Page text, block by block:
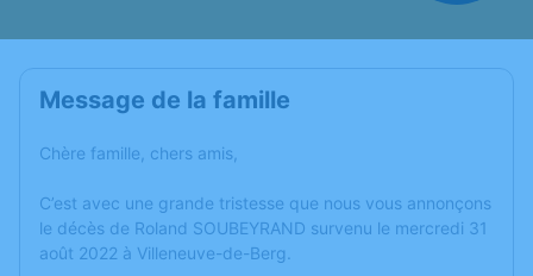
Message de la famille
Chère famille, chers amis,
C’est avec une grande tristesse que nous vous annonçons
le décès de Roland SOUBEYRAND survenu le mercredi 31
août 2022 à Villeneuve-de-Berg.